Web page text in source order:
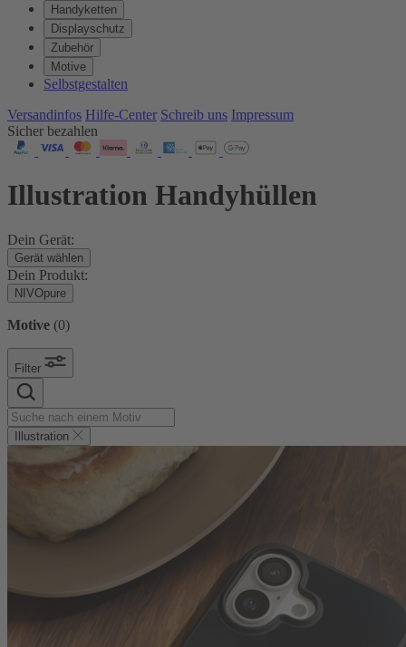
Handyketten
Displayschutz
Zubehör
Motive
Selbstgestalten
Versandinfos Hilfe-Center Schreib uns Impressum
Sicher bezahlen
Illustration Handyhüllen
Dein Gerät:
Gerät wählen
Dein Produkt:
NIVOpure
Motive (0)
Filter
Illustration